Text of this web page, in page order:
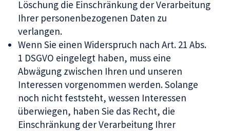
Löschung die Einschränkung der Verarbeitung
Ihrer personenbezogenen Daten zu
verlangen.
Wenn Sie einen Widerspruch nach Art. 21 Abs.
1 DSGVO eingelegt haben, muss eine
Abwägung zwischen Ihren und unseren
Interessen vorgenommen werden. Solange
noch nicht feststeht, wessen Interessen
überwiegen, haben Sie das Recht, die
Einschränkung der Verarbeitung Ihrer